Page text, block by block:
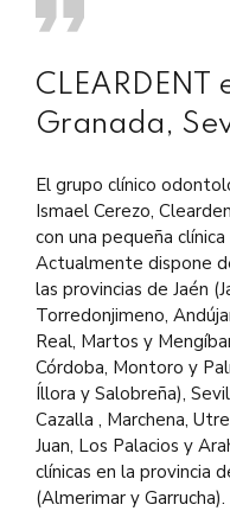
Granada,
El grupo clínico
Ismael Cerezo,
con una pequeña
Actualmente dispone
las provincias de Jaén
Torredonjimeno,
Real, Martos y
Córdoba, Montoro y
Íllora y Salobreña),
Cazalla , Marchena,
Juan, Los Palacios y
clínicas en la provincia
(Almerimar y Garrucha).